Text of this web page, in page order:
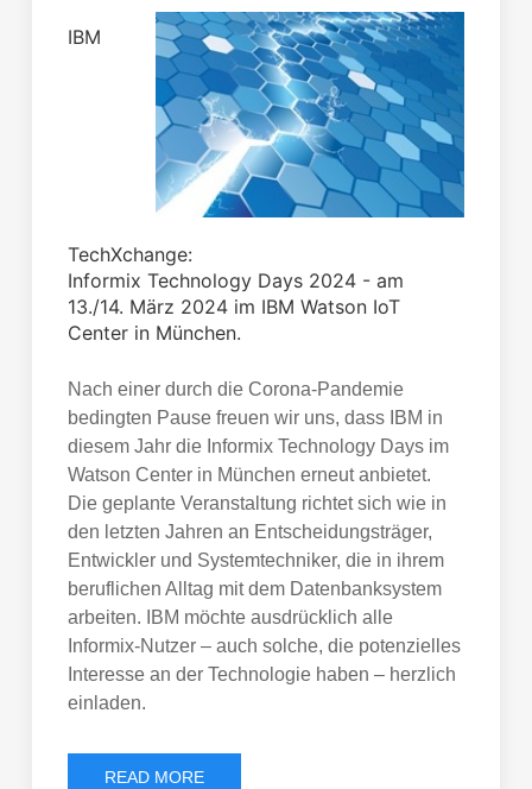
IBM
TechXchange:
Informix Technology Days 2024 - am
13./14. März 2024 im IBM Watson IoT
Center in München.
Nach einer durch die Corona-Pandemie
bedingten Pause freuen wir uns, dass IBM in
diesem Jahr die Informix Technology Days im
Watson Center in München erneut anbietet.
Die geplante Veranstaltung richtet sich wie in
den letzten Jahren an Entscheidungsträger,
Entwickler und Systemtechniker, die in ihrem
beruflichen Alltag mit dem Datenbanksystem
arbeiten. IBM möchte ausdrücklich alle
Informix-Nutzer – auch solche, die potenzielles
Interesse an der Technologie haben – herzlich
einladen.
READ MORE